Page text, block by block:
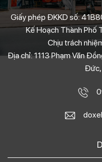
Giấy phép ĐKKD số:
Kế Hoạch Thành Phố
Chịu trách
Địa chỉ: 1113 Phạm Văn
Đức,